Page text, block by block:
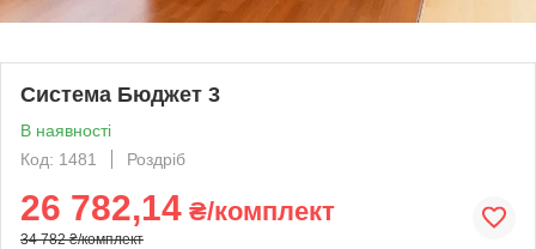
Система Бюджет 3
В наявності
Код: 1481
Роздріб
26 782,14 ₴/комплект
34 782 ₴/комплект